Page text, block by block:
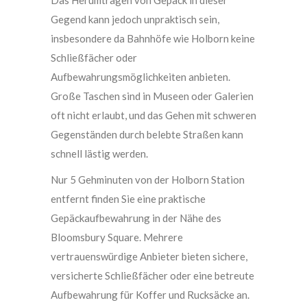
Gegend kann jedoch unpraktisch sein,
insbesondere da Bahnhöfe wie Holborn keine
Schließfächer oder
Aufbewahrungsmöglichkeiten anbieten.
Große Taschen sind in Museen oder Galerien
oft nicht erlaubt, und das Gehen mit schweren
Gegenständen durch belebte Straßen kann
schnell lästig werden.
Nur 5 Gehminuten von der Holborn Station
entfernt finden Sie eine praktische
Gepäckaufbewahrung in der Nähe des
Bloomsbury Square. Mehrere
vertrauenswürdige Anbieter bieten sichere,
versicherte Schließfächer oder eine betreute
Aufbewahrung für Koffer und Rucksäcke an.